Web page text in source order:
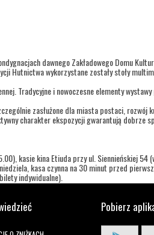
dawnego Zakładowego Domu
Hutnictwa wykorzystane zostały stoły
Tradycyjne i nowoczesne elementy
zasłużone dla miasta postaci, rozwój
charakter ekspozycji gwarantują dobrze
kasie kina Etiuda przy ul. Siennieńskiej 54
kasa czynna na 30 minut przed
indywidualne).
Pobierz